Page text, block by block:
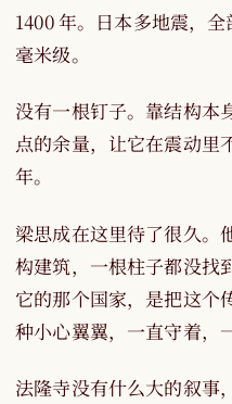
1400 年。日本多地震，
毫米级。
没有一根钉子。靠结构本
点的余量，让它在震动里
年。
梁思成在这里待了很久。
构建筑，一根柱子都没找
它的那个国家，是把这个
种小心翼翼，一直守着，
法隆寺没有什么大的叙事